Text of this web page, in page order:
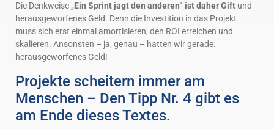
Die Denkweise „Ein Sprint jagt den anderen” ist daher Gift und
herausgeworfenes Geld. Denn die Investition in das Projekt
muss sich erst einmal amortisieren, den ROI erreichen und
skalieren. Ansonsten – ja, genau – hatten wir gerade:
herausgeworfenes Geld!
Projekte scheitern immer am
Menschen – Den Tipp Nr. 4 gibt es
am Ende dieses Textes.